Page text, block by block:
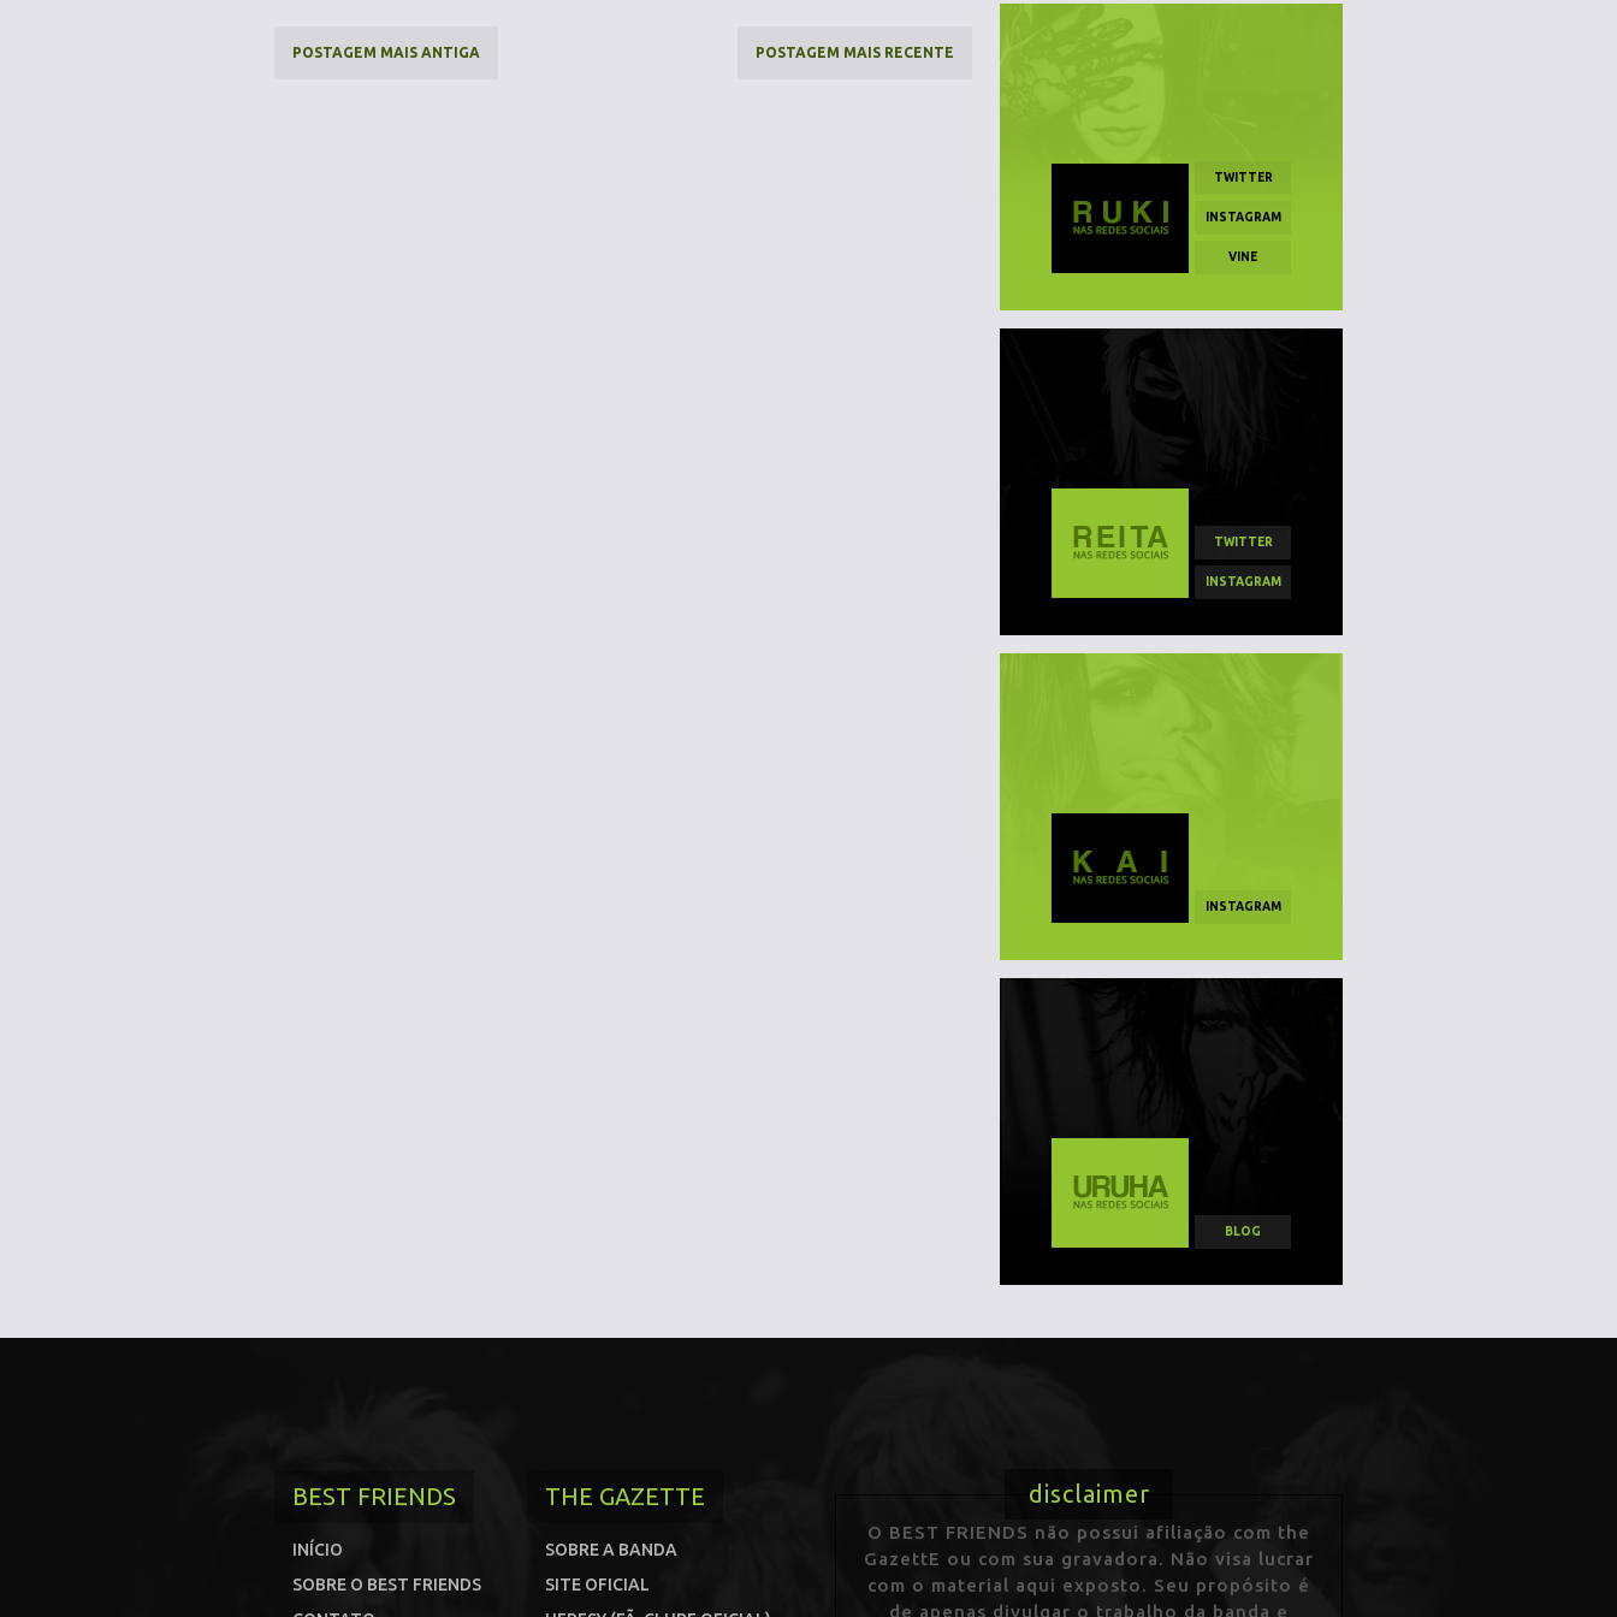
POSTAGEM MAIS RECENTE
POSTAGEM MAIS ANTIGA
TWITTER
INSTAGRAM
VINE
TWITTER
INSTAGRAM
INSTAGRAM
BLOG
BEST FRIENDS
INÍCIO
SOBRE O BEST FRIENDS
THE GAZETTE
SOBRE A BANDA
SITE OFICIAL
disclaimer
O BEST FRIENDS não possui afiliação com the
GazettE ou com sua gravadora. Não visa lucrar
com o material aqui exposto. Seu propósito é
de apenas divulgar o trabalho da banda e